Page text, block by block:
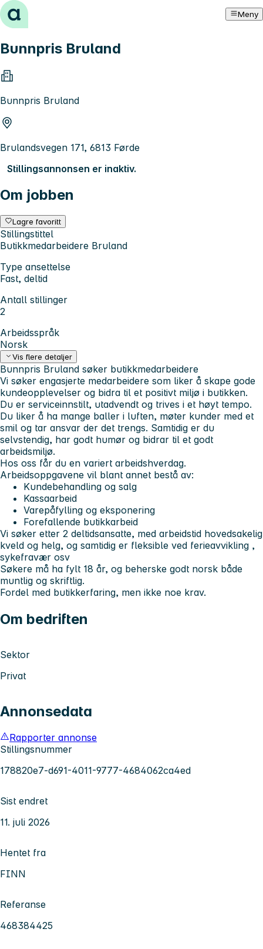
Hopp til innhold Meny
Bunnpris Bruland
Bunnpris Bruland
Brulandsvegen 171, 6813 Førde
Stillingsannonsen er inaktiv.
Om jobben
Lagre favoritt
Stillingstittel
Butikkmedarbeidere Bruland
Type ansettelse
Fast, deltid
Antall stillinger
2
Arbeidsspråk
Norsk
Vis flere detaljer
Bunnpris Bruland søker butikkmedarbeidere
Vi søker engasjerte medarbeidere som liker å skape gode
kundeopplevelser og bidra til et positivt miljø i butikken.
Du er serviceinnstilt, utadvendt og trives i et høyt tempo.
Du liker å ha mange baller i luften, møter kunder med et
smil og tar ansvar der det trengs. Samtidig er du
selvstendig, har godt humør og bidrar til et godt
arbeidsmiljø.
Hos oss får du en variert arbeidshverdag.
Arbeidsoppgavene vil blant annet bestå av:
Kundebehandling og salg
Kassaarbeid
Varepåfylling og eksponering
Forefallende butikkarbeid
Vi søker etter 2 deltidsansatte, med arbeidstid hovedsakelig
kveld og helg, og samtidig er fleksible ved ferieavvikling ,
sykefravær osv
Søkere må ha fylt 18 år, og beherske godt norsk både
muntlig og skriftlig.
Fordel med butikkerfaring, men ikke noe krav.
Om bedriften
Sektor
Privat
Annonsedata
Rapporter annonse
Stillingsnummer
178820e7-d691-4011-9777-4684062ca4ed
Sist endret
11. juli 2026
Hentet fra
FINN
Referanse
468384425